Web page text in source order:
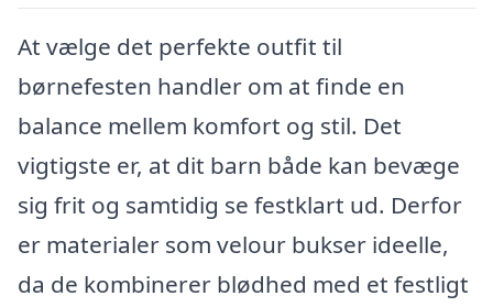
At vælge det perfekte outfit til
børnefesten handler om at finde en
balance mellem komfort og stil. Det
vigtigste er, at dit barn både kan bevæge
sig frit og samtidig se festklart ud. Derfor
er materialer som velour bukser ideelle,
da de kombinerer blødhed med et festligt